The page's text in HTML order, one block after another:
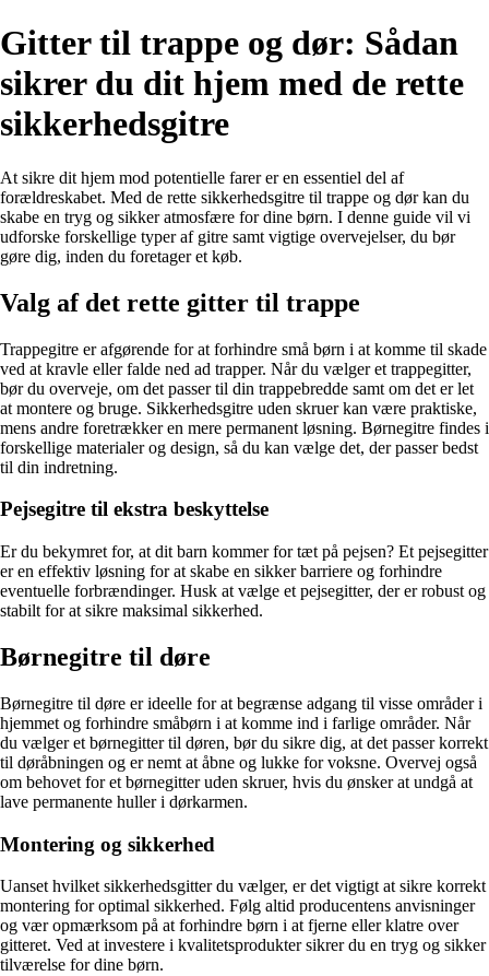
Gitter til trappe og dør: Sådan
sikrer du dit hjem med de rette
sikkerhedsgitre
At sikre dit hjem mod potentielle farer er en essentiel del af
forældreskabet. Med de rette sikkerhedsgitre til trappe og dør kan du
skabe en tryg og sikker atmosfære for dine børn. I denne guide vil vi
udforske forskellige typer af gitre samt vigtige overvejelser, du bør
gøre dig, inden du foretager et køb.
Valg af det rette gitter til trappe
Trappegitre er afgørende for at forhindre små børn i at komme til skade
ved at kravle eller falde ned ad trapper. Når du vælger et trappegitter,
bør du overveje, om det passer til din trappebredde samt om det er let
at montere og bruge. Sikkerhedsgitre uden skruer kan være praktiske,
mens andre foretrækker en mere permanent løsning. Børnegitre findes i
forskellige materialer og design, så du kan vælge det, der passer bedst
til din indretning.
Pejsegitre til ekstra beskyttelse
Er du bekymret for, at dit barn kommer for tæt på pejsen? Et pejsegitter
er en effektiv løsning for at skabe en sikker barriere og forhindre
eventuelle forbrændinger. Husk at vælge et pejsegitter, der er robust og
stabilt for at sikre maksimal sikkerhed.
Børnegitre til døre
Børnegitre til døre er ideelle for at begrænse adgang til visse områder i
hjemmet og forhindre småbørn i at komme ind i farlige områder. Når
du vælger et børnegitter til døren, bør du sikre dig, at det passer korrekt
til døråbningen og er nemt at åbne og lukke for voksne. Overvej også
om behovet for et børnegitter uden skruer, hvis du ønsker at undgå at
lave permanente huller i dørkarmen.
Montering og sikkerhed
Uanset hvilket sikkerhedsgitter du vælger, er det vigtigt at sikre korrekt
montering for optimal sikkerhed. Følg altid producentens anvisninger
og vær opmærksom på at forhindre børn i at fjerne eller klatre over
gitteret. Ved at investere i kvalitetsprodukter sikrer du en tryg og sikker
tilværelse for dine børn.